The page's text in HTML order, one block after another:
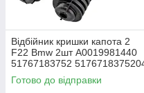
Відбійник кришки капота 2
F22 Bmw 2шт A0019981440
51767183752
51767348121 7348121
0019981440
Готово до відправки